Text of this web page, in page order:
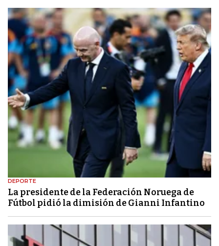
DEPORTE
La presidente de la Federación Noruega de
Fútbol pidió la dimisión de Gianni Infantino